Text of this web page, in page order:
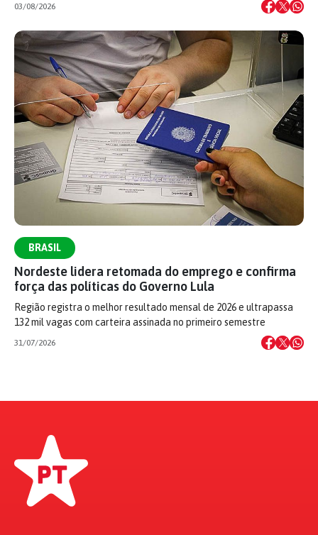
03/08/2026
BRASIL
Nordeste lidera retomada do emprego e confirma
força das políticas do Governo Lula
Região registra o melhor resultado mensal de 2026 e ultrapassa
132 mil vagas com carteira assinada no primeiro semestre
31/07/2026